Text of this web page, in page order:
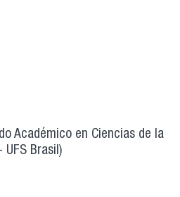
Académico en Ciencias de la
UFS Brasil)